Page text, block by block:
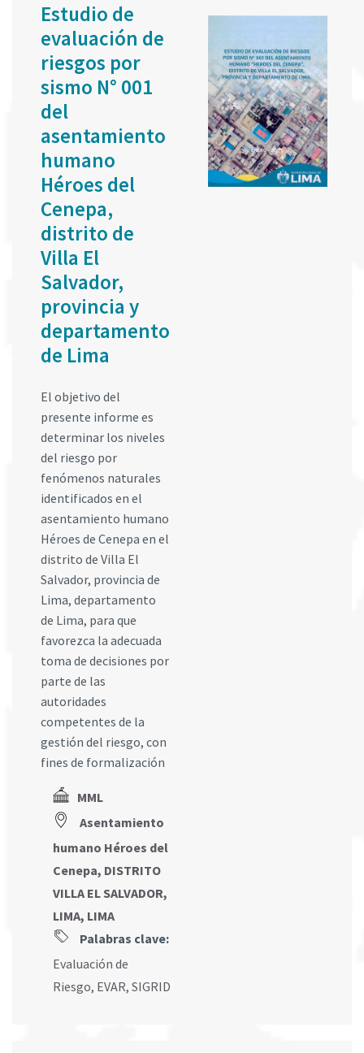
Estudio de
evaluación de
riesgos por
sismo N° 001
del
asentamiento
humano
Héroes del
Cenepa,
distrito de
Villa El
Salvador,
provincia y
departamento
de Lima
El objetivo del
presente informe es
determinar los niveles
del riesgo por
fenómenos naturales
identificados en el
asentamiento humano
Héroes de Cenepa en el
distrito de Villa El
Salvador, provincia de
Lima, departamento
de Lima, para que
favorezca la adecuada
toma de decisiones por
parte de las
autoridades
competentes de la
gestión del riesgo, con
fines de formalización
MML
Asentamiento
humano Héroes del
Cenepa, DISTRITO
VILLA EL SALVADOR,
LIMA, LIMA
Palabras clave:
Evaluación de
Riesgo, EVAR, SIGRID